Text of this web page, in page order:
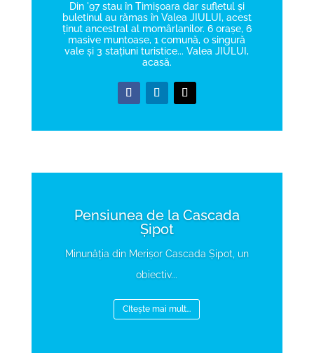
Din '97 stau în Timișoara dar sufletul și
buletinul au rămas în Valea JIULUI, acest
ținut ancestral al momârlanilor. 6 orașe, 6
masive muntoase, 1 comună, o singură
vale și 3 stațiuni turistice... Valea JIULUI,
acasă.
Pensiunea de la Cascada
Șipot
Minunăția din Merișor Cascada Șipot, un
obiectiv...
CItește mai mult...